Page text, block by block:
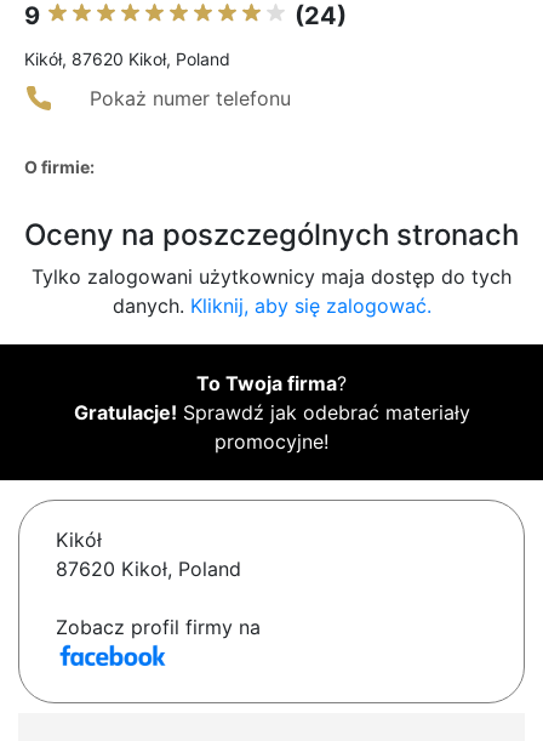
9 (24)
Kikół, 87620 Kikoł, Poland
Pokaż numer telefonu
O firmie:
Oceny na poszczególnych stronach
Tylko zalogowani użytkownicy maja dostęp do tych
danych. Kliknij, aby się zalogować.
To Twoja firma?
Gratulacje! Sprawdź jak odebrać materiały
promocyjne!
Kikół
87620 Kikoł, Poland
Zobacz profil firmy na